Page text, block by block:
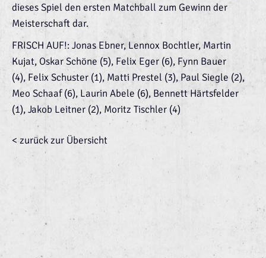
dieses Spiel den ersten Matchball zum Gewinn der
Meisterschaft dar.
FRISCH AUF!: Jonas Ebner, Lennox Bochtler, Martin
Kujat, Oskar Schöne (5), Felix Eger (6), Fynn Bauer
(4), Felix Schuster (1), Matti Prestel (3), Paul Siegle (2),
Meo Schaaf (6), Laurin Abele (6), Bennett Härtsfelder
(1), Jakob Leitner (2), Moritz Tischler (4)
< zurück zur Übersicht